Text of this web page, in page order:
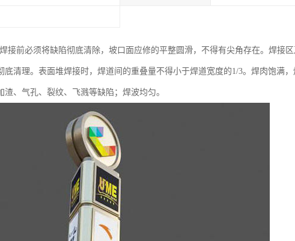
接前必须将缺陷彻底清除，坡口面应修的平整圆滑，不得有尖角存在。焊接区
底清理。表面堆焊接时，焊道间的重叠量不得小于焊道宽度的1/3。焊肉饱满
、气孔、裂纹、飞溅等缺陷；焊波均匀。